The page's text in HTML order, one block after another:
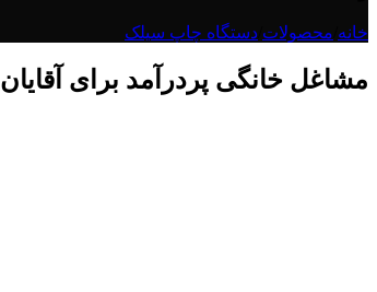
خانه محصولات دستگاه چاپ سیلک
مشاغل خانگی پردرآمد برای آقایان